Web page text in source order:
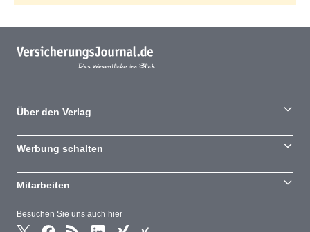
Besuchen Sie uns auch hier
Über den Verlag
Werbung schalten
Mitarbeiten